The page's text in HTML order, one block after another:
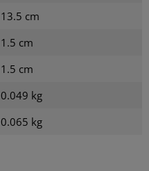
13.5 cm
1.5 cm
1.5 cm
0.049 kg
0.065 kg